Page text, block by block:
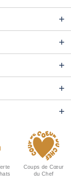
Coups de Cœur
du Chef